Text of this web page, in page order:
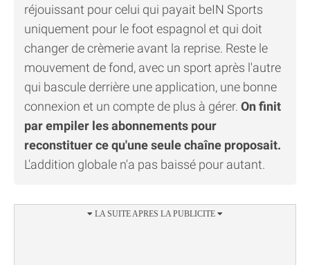
réjouissant pour celui qui payait beIN Sports
uniquement pour le foot espagnol et qui doit
changer de crèmerie avant la reprise. Reste le
mouvement de fond, avec un sport après l'autre
qui bascule derrière une application, une bonne
connexion et un compte de plus à gérer. On finit
par empiler les abonnements pour
reconstituer ce qu'une seule chaîne proposait.
L'addition globale n'a pas baissé pour autant.